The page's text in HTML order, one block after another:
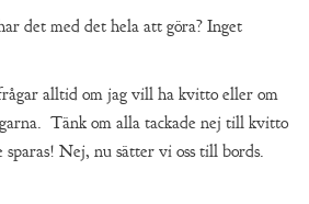
det med det hela att göra? Inget
alltid om jag vill ha kvitto eller om
Tänk om alla tackade nej till kvitto
sparas! Nej, nu sätter vi oss till bords.